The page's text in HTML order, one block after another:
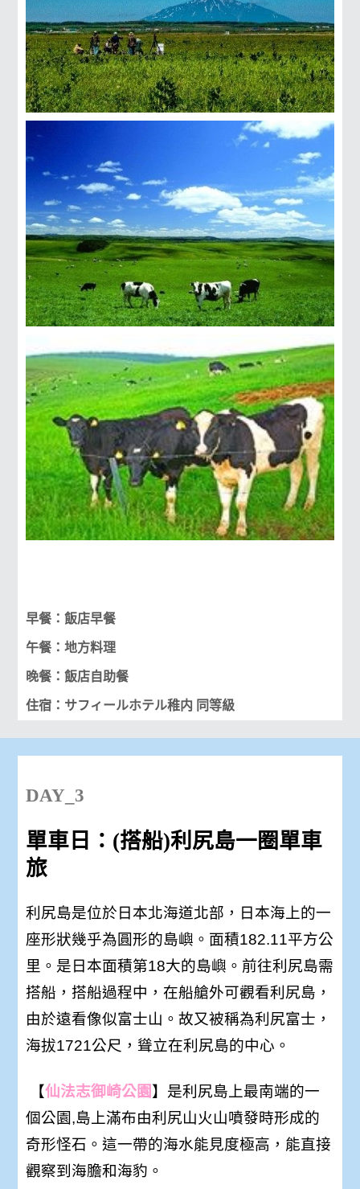
早餐：飯店早餐
午餐：地方料理
晚餐：飯店自助餐
住宿：サフィールホテル稚内 同等級
DAY_3
單車日：(搭船)利尻島一圈單車
旅
利尻島是位於日本北海道北部，日本海上的一
座形狀幾乎為圓形的島嶼。面積182.11平方公
里。是日本面積第18大的島嶼。前往利尻島需
搭船，搭船過程中，在船艙外可觀看利尻島，
由於遠看像似富士山。故又被稱為利尻富士，
海拔1721公尺，聳立在利尻島的中心。
【仙法志御崎公園 】是利尻島上最南端的一
個公園,島上滿布由利尻山火山噴發時形成的
奇形怪石。這一帶的海水能見度極高，能直接
觀察到海膽和海豹。